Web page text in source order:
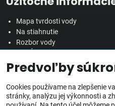
Mapa tvrdosti vody
Na stiahnutie
Rozbor vody
Veľkoobchodná spolupráca
Všetko o nákupe
Predvoľby
Cookies používame na zlepšenie
stránky, analýzu jej výkonnosti a